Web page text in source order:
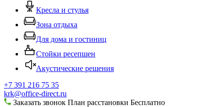
Кресла и стулья
Зона отдыха
Для дома и гостиниц
Стойки ресепшен
Акустические решения
+7 391 216 75 35
krk@office-direct.ru
Заказать звонок План расстановки Бесплатно